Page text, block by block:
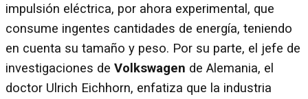
impulsión eléctrica, por ahora experimental, que
consume ingentes cantidades de energía, teniendo
en cuenta su tamaño y peso. Por su parte, el jefe de
investigaciones de Volkswagen de Alemania, el
doctor Ulrich Eichhorn, enfatiza que la industria